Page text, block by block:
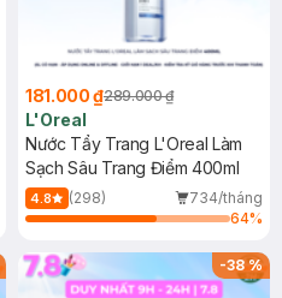
181.000 ₫289.000 ₫
L'Oreal
Nước Tẩy Trang L'Oreal Làm
Sạch Sâu Trang Điểm 400ml
4.8 (298)
734/tháng
64%
-38%